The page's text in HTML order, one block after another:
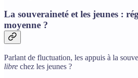
La souveraineté et les jeunes :
moyenne ?
Parlant de fluctuation, les appuis à la
libre chez les jeunes ?